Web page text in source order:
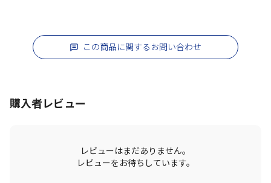
この商品に関するお問い合わせ
購入者レビュー
レビューはまだありません。
レビューをお待ちしています。